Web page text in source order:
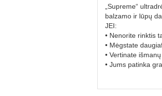
„Supreme“
balzamo ir lūpų
JEI:
• Nenorite rinktis
• Mėgstate
• Vertinate
• Jums patinka